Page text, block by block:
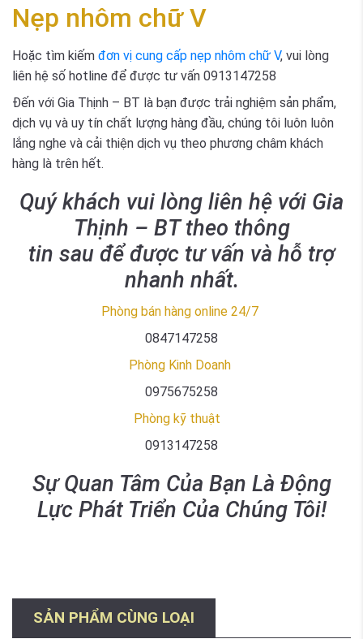
Nẹp nhôm chữ V
Hoặc tìm kiếm đơn vị cung cấp nẹp nhôm chữ V, vui lòng
liên hệ số hotline để được tư vấn 0913147258
Đến với Gia Thịnh – BT là bạn được trải nghiệm sản phẩm,
dịch vụ và uy tín chất lượng hàng đầu, chúng tôi luôn luôn
lắng nghe và cải thiện dịch vụ theo phương châm khách
hàng là trên hết.
Quý khách vui lòng liên hệ với Gia
Thịnh – BT theo thông
tin sau để được tư vấn và hỗ trợ
nhanh nhất.
Phòng bán hàng online 24/7
0847147258
Phòng Kinh Doanh
0975675258
Phòng kỹ thuật
0913147258
Sự Quan Tâm Của Bạn Là Động
Lực Phát Triển Của Chúng Tôi!
SẢN PHẨM CÙNG LOẠI